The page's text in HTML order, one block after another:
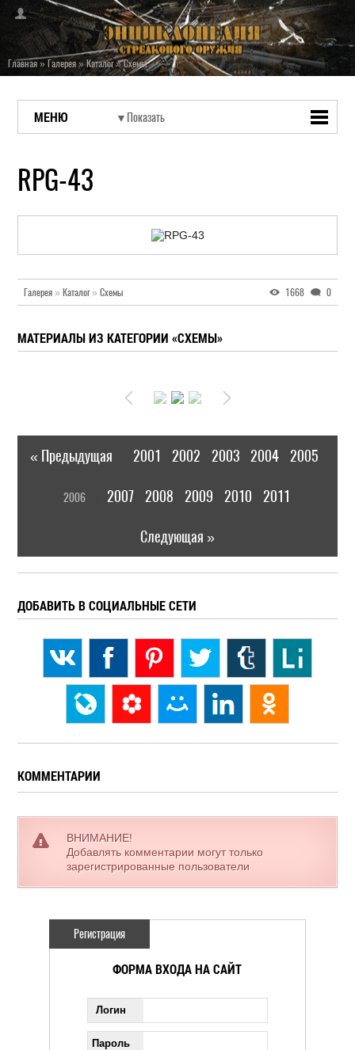
Главная»Галерея»Каталог»Схемы
МЕНЮ
RPG-43
Галерея » Каталог» Схемы 1668 0
МАТЕРИАЛЫ ИЗ КАТЕГОРИИ «СХЕМЫ»
« Предыдущая 2001 2002 2003 2004 2005
2006 2007 2008 2009 2010 2011
Следующая »
ДОБАВИТЬ В СОЦИАЛЬНЫЕ СЕТИ
КОММЕНТАРИИ
ВНИМАНИЕ!
Добавлять комментарии могут только
зарегистрированные пользователи
Регистрация
ФОРМА ВХОДА НА САЙТ
Логин
Пароль